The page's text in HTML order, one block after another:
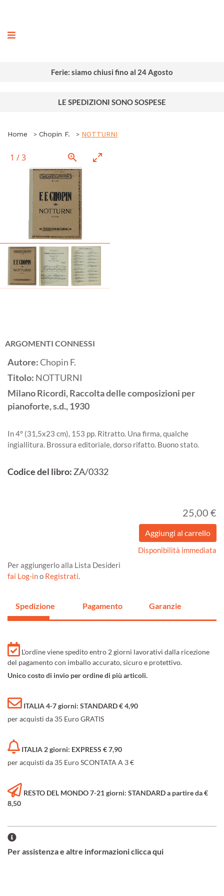
Ferie: siamo chiusi fino al 24 Agosto
LE SPEDIZIONI SONO SOSPESE
Home Chopin F. NOTTURNI
1 /3
ARGOMENTI CONNESSI
Autore:Chopin F.
Titolo: NOTTURNI
MilanoRicordi, Raccolta delle composizioni per
pianoforte, s.d.,1930
In 4° (31,5x23 cm), 153 pp. Ritratto. Una firma, qualche
ingiallitura. Brossura editoriale, dorso rifatto. Buono stato.
Codice del libro: ZA/0332
25,00 €
Disponibilità immediata
Per aggiungerlo alla Lista Desideri
fai Log-ino Registrati.
Spedizione Pagamento Garanzie
L'ordine viene spedito entro 2 giorni lavorativi dalla ricezione
del pagamento con imballo accurato, sicuro e protettivo.
Unico costo di invio per ordine di più articoli.
ITALIA 4-7 giorni: STANDARD € 4,90
per acquisti da 35 Euro GRATIS
ITALIA 2 giorni: EXPRESS € 7,90
per acquisti da 35 Euro SCONTATA A 3 €
RESTO DEL MONDO 7-21 giorni: STANDARD a partire da €
8,50
Per assistenza e altre informazioni clicca qui